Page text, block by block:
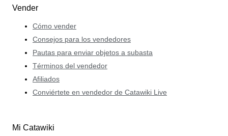
Vender
Cómo vender
Consejos para los vendedores
Pautas para enviar objetos a subasta
Términos del vendedor
Afiliados
Conviértete en vendedor de Catawiki Live
Mi Catawiki